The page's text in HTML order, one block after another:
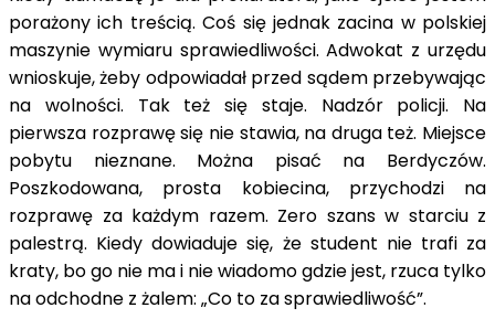
porażony ich treścią. Coś się jednak zacina w polskiej
maszynie wymiaru sprawiedliwości. Adwokat z urzędu
wnioskuje, żeby odpowiadał przed sądem przebywając
na wolności. Tak też się staje. Nadzór policji. Na
pierwsza rozprawę się nie stawia, na druga też. Miejsce
pobytu nieznane. Można pisać na Berdyczów.
Poszkodowana, prosta kobiecina, przychodzi na
rozprawę za każdym razem. Zero szans w starciu z
palestrą. Kiedy dowiaduje się, że student nie trafi za
kraty, bo go nie ma i nie wiadomo gdzie jest, rzuca tylko
na odchodne z żalem: „Co to za sprawiedliwość”.